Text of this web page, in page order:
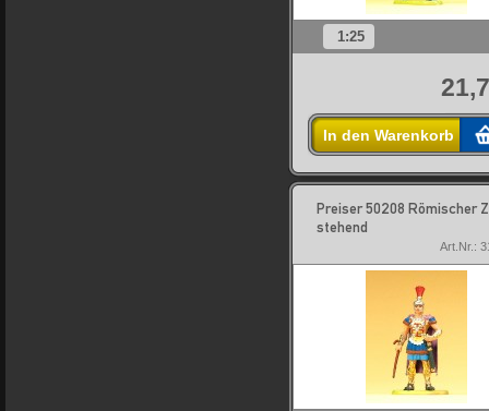
1:25
In den Warenkorb
Preiser 50208 Römischer
stehend
Art.Nr.: